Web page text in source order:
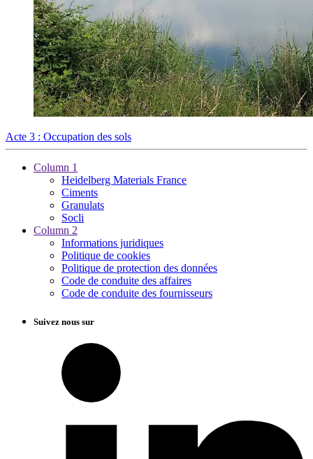
Acte 3 : Occupation des sols
Column 1
Heidelberg Materials France
Ciments
Granulats
Socli
Column 2
Informations juridiques
Politique de cookies
Politique de protection des données
Code de conduite des affaires
Code de conduite des fournisseurs
Suivez nous sur